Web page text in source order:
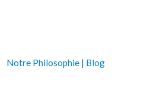
Notre Philosophie | Blog